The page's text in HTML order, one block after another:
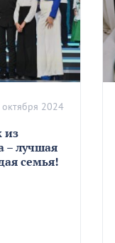
из
– лучшая
семья!
октября 2024